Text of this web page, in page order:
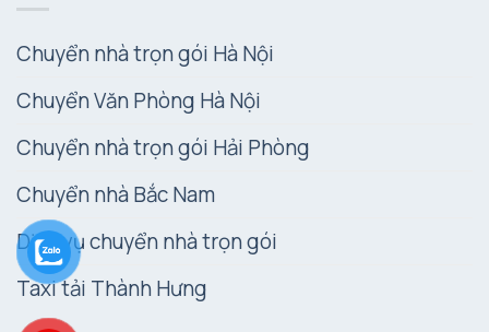
Chuyển nhà trọn gói Hà Nội
Chuyển Văn Phòng Hà Nội
Chuyển nhà trọn gói Hải Phòng
Chuyển nhà Bắc Nam
Dịch vụ chuyển nhà trọn gói
Taxi tải Thành Hưng